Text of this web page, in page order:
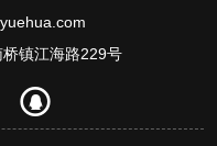
镇江海路229号